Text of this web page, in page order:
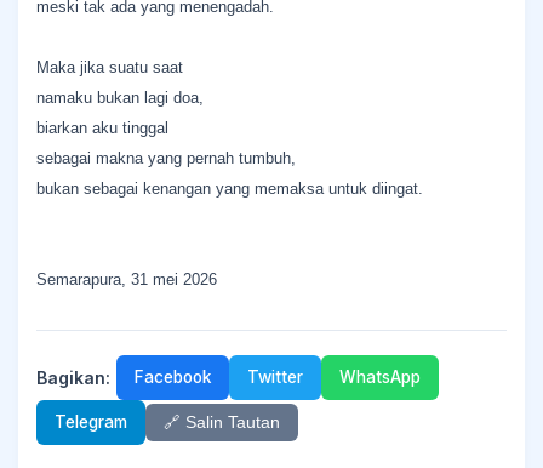
meski tak ada yang menengadah.
Maka jika suatu saat
namaku bukan lagi doa,
biarkan aku tinggal
sebagai makna yang pernah tumbuh,
bukan sebagai kenangan yang memaksa untuk diingat.
Semarapura, 31 mei 2026
Bagikan: Facebook Twitter WhatsApp
Telegram 🔗 Salin Tautan